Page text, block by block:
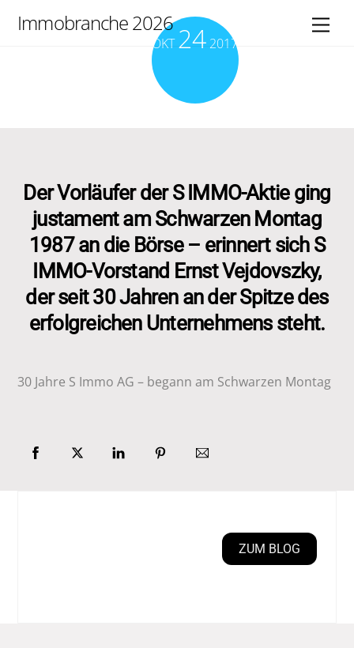
Immobranche 2026
OKT 24 2017
Der Vorläufer der S IMMO-Aktie ging
justament am Schwarzen Montag
1987 an die Börse – erinnert sich S
IMMO-Vorstand Ernst Vejdovszky,
der seit 30 Jahren an der Spitze des
erfolgreichen Unternehmens steht.
30 Jahre S Immo AG – begann am Schwarzen Montag
ZUM BLOG